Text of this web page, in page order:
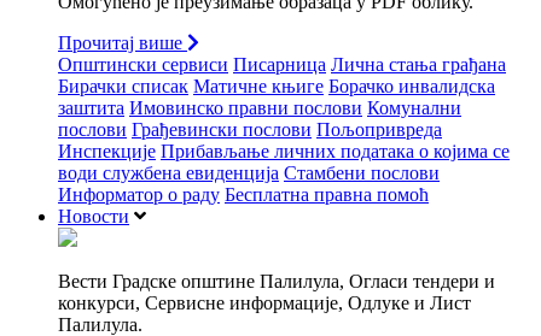
Прочитај више
Општински сервиси Писарница Лична стања грађана
Бирачки списак Матичне књиге Борачко инвалидска
заштита Имовинско правни послови Комунални
послови Грађевински послови Пољопривреда
Инспекције Прибављање личних података о којима се
води службена евиденција Стамбени послови
Информатор о раду Бесплатна правна помоћ
Новости
Вести Градске општине Палилула, Огласи тендери и
конкурси, Сервисне информације, Одлуке и Лист
Палилула.